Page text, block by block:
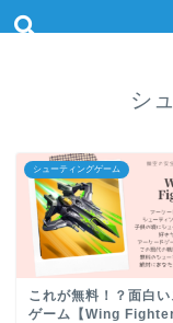
シ
シューティングゲーム
これが無料！？面白
ゲーム【Wing Fighter